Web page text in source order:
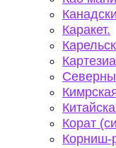
Каракет.
Корат
Корниш-